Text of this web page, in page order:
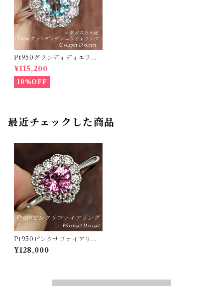
Pt950グランディディエライ
トリング マダガスカル産 グラ
ンディディエライト 0.27ct ダ
イヤモンド 0.13ct【PRO2071
18】
¥115,200
10%OFF
最近チェックした商品
Pt950ピンクサファイアリン
グ マダガスカル産 ピンクサフ
ァイア 0.64ct ダイヤモンド
¥128,000